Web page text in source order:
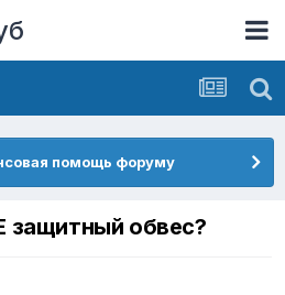
помощь форуму
обвес?